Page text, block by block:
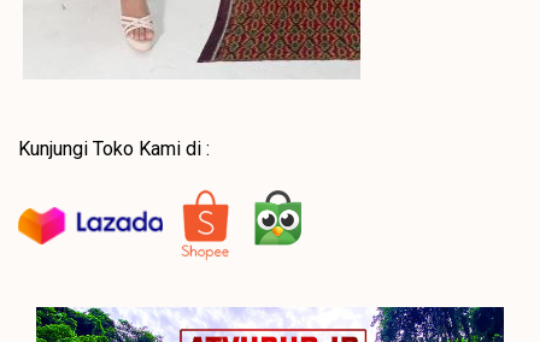
Kunjungi Toko Kami di :